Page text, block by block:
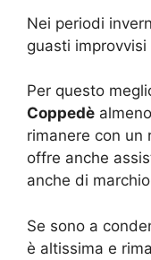
Nei periodi
guasti
Per questo
Coppedè
rimanere con un
offre anche
anche di
Se sono a
è altissima e